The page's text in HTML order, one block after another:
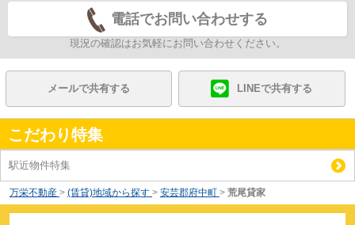
電話でお問い合わせする
現況の確認はお気軽にお問い合わせください。
メールで共有する LINEで共有する
こだわり特集
駅近物件特集
万栄不動産 > (賃貸)地域から探す > 安芸郡府中町 > 荒尾貸家